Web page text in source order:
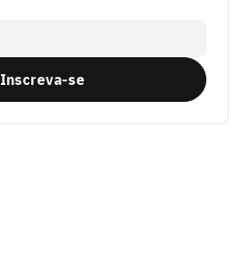
Inscreva-se